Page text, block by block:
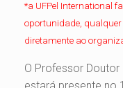
*a UFPel International
oportunidade,
diretamente ao
O Professor Doutor